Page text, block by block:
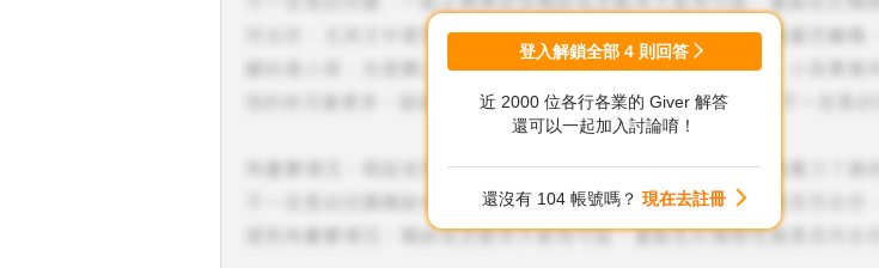
登入解鎖全部 4 則回答
近 2000 位各行各業的 Giver 解答
還可以一起加入討論唷！
還沒有 104 帳號嗎？ 現在去註冊